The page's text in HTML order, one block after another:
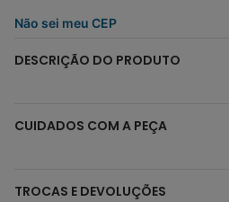
Não sei meu CEP
DESCRIÇÃO DO PRODUTO
CUIDADOS COM A PEÇA
TROCAS E DEVOLUÇÕES